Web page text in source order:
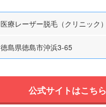
医療レーザー脱毛（クリニック）
徳島県徳島市沖浜3-65
公式サイトはこちら